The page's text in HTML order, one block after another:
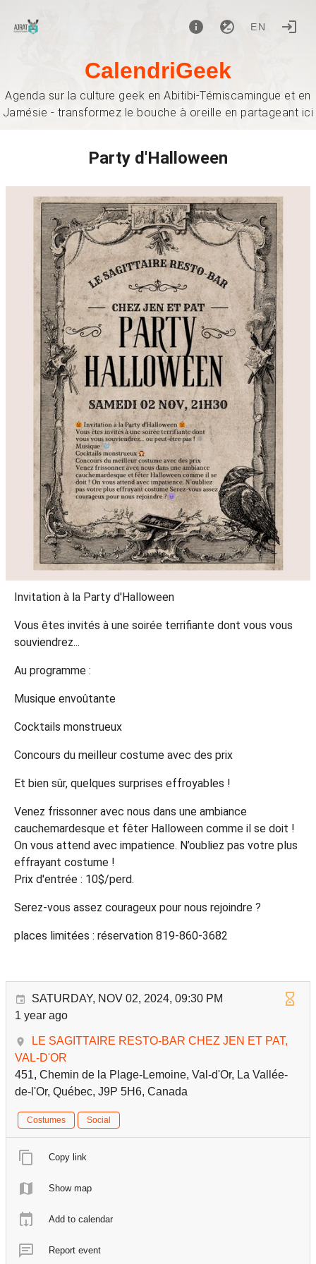
EN
CalendriGeek
Agenda sur la culture geek en Abitibi-Témiscamingue et en
Jamésie - transformez le bouche à oreille en partageant ici
Party d'Halloween
Invitation à la Party d'Halloween
Vous êtes invités à une soirée terrifiante dont vous vous
souviendrez...
Au programme :
Musique envoûtante
Cocktails monstrueux
Concours du meilleur costume avec des prix
Et bien sûr, quelques surprises effroyables !
Venez frissonner avec nous dans une ambiance
cauchemardesque et fêter Halloween comme il se doit !
On vous attend avec impatience. N’oubliez pas votre plus
effrayant costume !
Prix d'entrée : 10$/perd.
Serez-vous assez courageux pour nous rejoindre ?
places limitées : réservation 819-860-3682
SATURDAY, NOV 02, 2024, 09:30 PM
1 year ago
LE SAGITTAIRE RESTO-BAR CHEZ JEN ET PAT,
VAL-D'OR
451, Chemin de la Plage-Lemoine, Val-d'Or, La Vallée-
de-l'Or, Québec, J9P 5H6, Canada
Costumes Social
Copy link
Show map
Add to calendar
Report event